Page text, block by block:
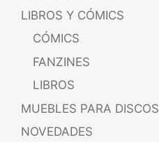
LIBROS Y CÓMICS
CÓMICS
FANZINES
LIBROS
MUEBLES PARA DISCOS
NOVEDADES